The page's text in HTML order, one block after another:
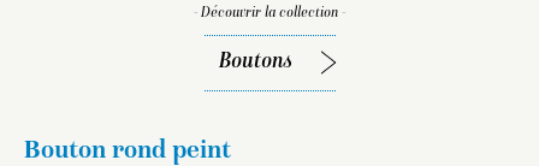
- Découvrir la collection -
Boutons
Bouton rond peint